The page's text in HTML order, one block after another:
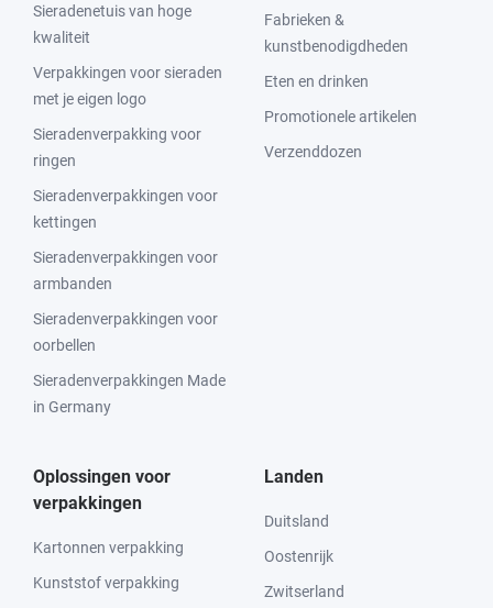
Sieradenetuis van hoge
kwaliteit
Verpakkingen voor sieraden
met je eigen logo
Sieradenverpakking voor
ringen
Sieradenverpakkingen voor
kettingen
Sieradenverpakkingen voor
armbanden
Sieradenverpakkingen voor
oorbellen
Sieradenverpakkingen Made
in Germany
Fabrieken &
kunstbenodigdheden
Eten en drinken
Promotionele artikelen
Verzenddozen
Oplossingen voor
verpakkingen
Kartonnen verpakking
Kunststof verpakking
Landen
Duitsland
Oostenrijk
Zwitserland